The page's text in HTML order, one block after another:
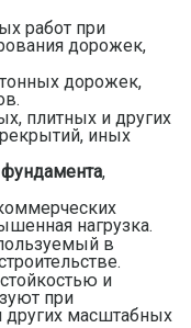
работ при
дорожек,
дорожек,
плитных и других
иных
,
нагрузка.
в
и
при
других масштабных